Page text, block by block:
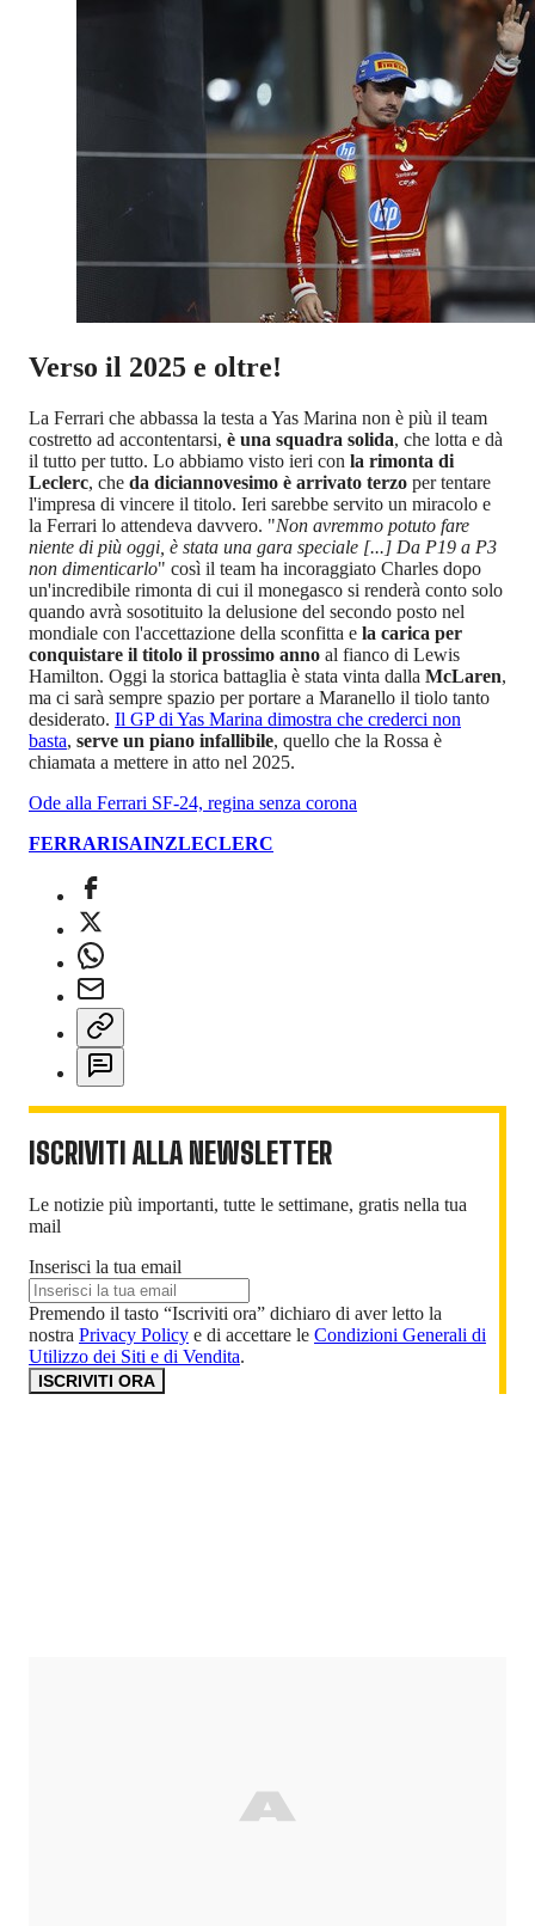
Verso il 2025 e oltre!
La Ferrari che abbassa la testa a Yas Marina non è più il team
costretto ad accontentarsi, è una squadra solida, che lotta e dà
il tutto per tutto. Lo abbiamo visto ieri con la rimonta di
Leclerc, che da diciannovesimo è arrivato terzo per tentare
l'impresa di vincere il titolo. Ieri sarebbe servito un miracolo e
la Ferrari lo attendeva davvero. "Non avremmo potuto fare
niente di più oggi, è stata una gara speciale [...] Da P19 a P3
non dimenticarlo" così il team ha incoraggiato Charles dopo
un'incredibile rimonta di cui il monegasco si renderà conto solo
quando avrà sosotituito la delusione del secondo posto nel
mondiale con l'accettazione della sconfitta e la carica per
conquistare il titolo il prossimo anno al fianco di Lewis
Hamilton. Oggi la storica battaglia è stata vinta dalla McLaren,
ma ci sarà sempre spazio per portare a Maranello il tiolo tanto
desiderato. Il GP di Yas Marina dimostra che crederci non
basta, serve un piano infallibile, quello che la Rossa è
chiamata a mettere in atto nel 2025.
Ode alla Ferrari SF-24, regina senza corona
FERRARISAINZLECLERC
ISCRIVITI ALLA NEWSLETTER
Le notizie più importanti, tutte le settimane, gratis nella tua
mail
Inserisci la tua email
Premendo il tasto “Iscriviti ora” dichiaro di aver letto la
nostra Privacy Policy e di accettare le Condizioni Generali di
Utilizzo dei Siti e di Vendita.
ISCRIVITI ORA